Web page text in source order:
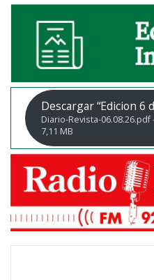
Descargar “Edicion 6
Diario-Revista-
7,11 MB